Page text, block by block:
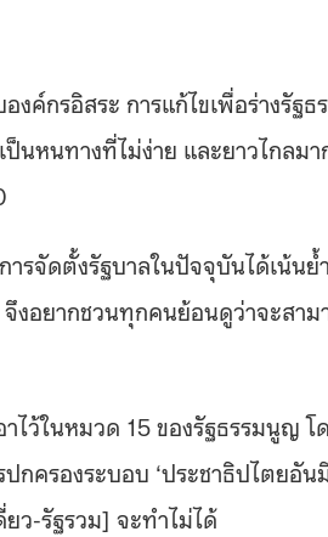
ค์กรอิสระ การแก้ไขเพื่อร่างรัฐ
นหนทางที่ไม่ง่าย และยาวไกลม
รจัดตั้งรัฐบาลในปัจจุบันได้เน้น
งอยากชวนทุกคนย้อนดูว่าจะสาม
ว้ในหมวด 15 ของรัฐธรรมนูญ โ
กครองระบอบ ‘ประชาธิปไตยอั
ยว-รัฐรวม] จะทำไม่ได้